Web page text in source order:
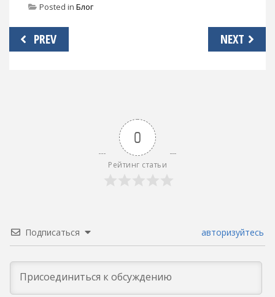
Posted in Блог
Навигация
по
PREV NEXT
0
Рейтинг статьи
Подписаться авторизуйтесь